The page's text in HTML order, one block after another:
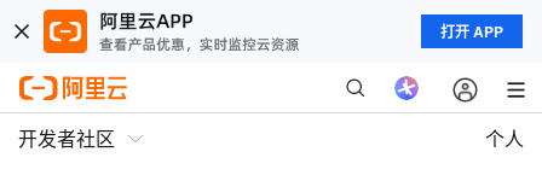
打开 APP
开发者社区 个人